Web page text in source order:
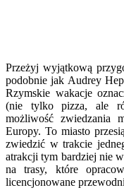
Przeżyj wyjątkową
podobnie jak Audrey
Rzymskie wakacje
(nie tylko pizza, ale
możliwość zwiedzania
Europy. To miasto
zwiedzić w trakcie
atrakcji tym bardziej nie
na trasy, które
licencjonowane